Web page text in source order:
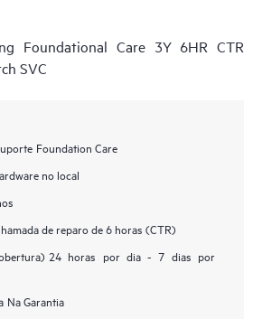
Foundational Care 3Y 6HR CTR
SVC
Foundation Care
no local
de reparo de 6 horas (CTR)
24 horas por dia - 7 dias por
Na Garantia